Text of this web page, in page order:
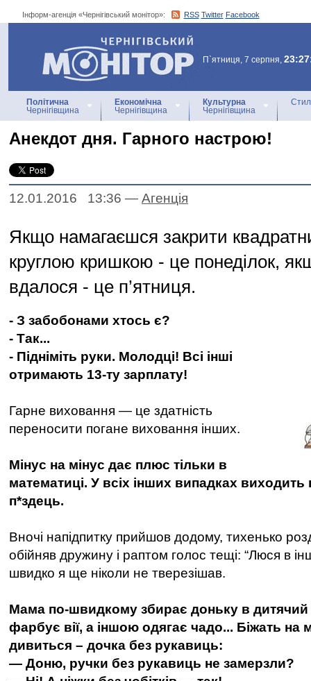
Інформ-агенція «Чернігівський монітор»: RSS Twitter Facebook
Інформ-агенція
«Чернігівський монітор»
П`ятниця, 7 серпня,
Політична
Чернігівщина
Економічна
Чернігівщина
Культурна
Чернігівщина
Анекдот дня. Гарного настрою!
12.01.2016 13:36 — Агенцiя
Якщо намагаєшся закрити
круглою кришкою - це понеділок,
вдалося - це п’ятниця.
- З забобонами хтось є?
- Так...
- Підніміть руки. Молодці! Всі інші
отримають 13-ту зарплату!
Гарне виховання — це здатність
переносити погане виховання інших.
Мінус на мінус дає плюс тільки в
математиці. У всіх інших випадках виходить
п*здець.
Вночі напідпитку прийшов додому, тихенько
обійняв дружину і раптом голос тещі: “Люся в
швидко я ще ніколи не тверезішав.
Мама по-швидкому збирає доньку в
фарбує вії, а іншою одягає чадо... Біжать на
дивиться – дочка без рукавиць:
— Доню, ручки без рукавиць не замерзли?